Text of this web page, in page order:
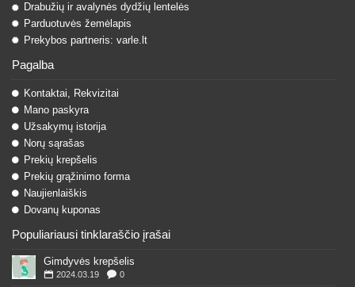
Drabužių ir avalynės dydžių lentelės
Parduotuvės žemėlapis
Prekybos partneris: varle.lt
Pagalba
Kontaktai, Rekvizitai
Mano paskyra
Užsakymų istorija
Norų sąrašas
Prekių krepšelis
Prekių grąžinimo forma
Naujienlaiškis
Dovanų kuponas
Populiariausi tinklaraščio įrašai
Gimdyvės krepšelis
2024.03.19 0